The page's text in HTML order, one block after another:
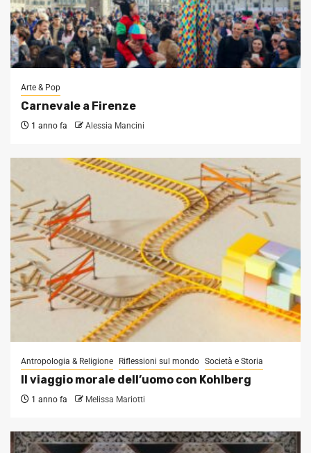
Arte & Pop
Carnevale a Firenze
1 anno fa Alessia Mancini
Antropologia & Religione Riflessioni sul mondo Società e Storia
Il viaggio morale dell’uomo con Kohlberg
1 anno fa Melissa Mariotti